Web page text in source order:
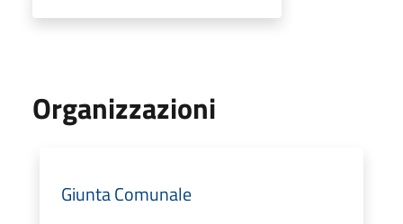
Organizzazioni
Giunta Comunale